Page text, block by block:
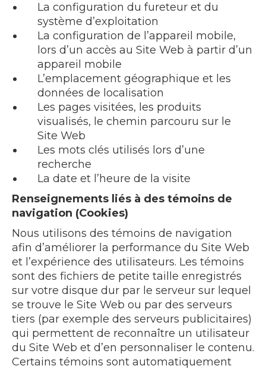
La configuration du fureteur et du
système d’exploitation
La configuration de l’appareil mobile,
lors d’un accès au Site Web à partir d’un
appareil mobile
L’emplacement géographique et les
données de localisation
Les pages visitées, les produits
visualisés, le chemin parcouru sur le
Site Web
Les mots clés utilisés lors d’une
recherche
La date et l’heure de la visite
Renseignements liés à des témoins de
navigation (Cookies)
Nous utilisons des témoins de navigation
afin d’améliorer la performance du Site Web
et l’expérience des utilisateurs. Les témoins
sont des fichiers de petite taille enregistrés
sur votre disque dur par le serveur sur lequel
se trouve le Site Web ou par des serveurs
tiers (par exemple des serveurs publicitaires)
qui permettent de reconnaître un utilisateur
du Site Web et d’en personnaliser le contenu.
Certains témoins sont automatiquement